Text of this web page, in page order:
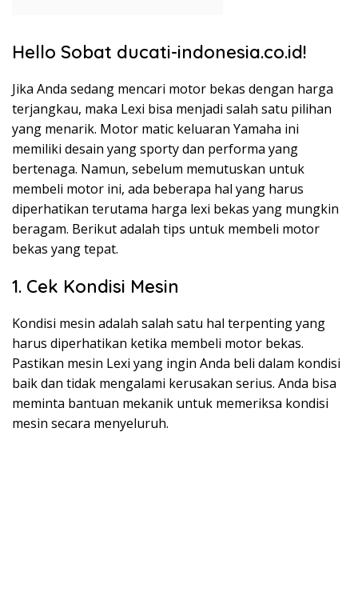
Hello Sobat ducati-indonesia.co.id!
Jika Anda sedang mencari motor bekas dengan harga
terjangkau, maka Lexi bisa menjadi salah satu pilihan
yang menarik. Motor matic keluaran Yamaha ini
memiliki desain yang sporty dan performa yang
bertenaga. Namun, sebelum memutuskan untuk
membeli motor ini, ada beberapa hal yang harus
diperhatikan terutama harga lexi bekas yang mungkin
beragam. Berikut adalah tips untuk membeli motor
bekas yang tepat.
1. Cek Kondisi Mesin
Kondisi mesin adalah salah satu hal terpenting yang
harus diperhatikan ketika membeli motor bekas.
Pastikan mesin Lexi yang ingin Anda beli dalam kondisi
baik dan tidak mengalami kerusakan serius. Anda bisa
meminta bantuan mekanik untuk memeriksa kondisi
mesin secara menyeluruh.